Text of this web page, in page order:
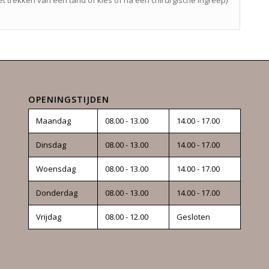
OPENINGSTIJDEN
Maandag 08.00 - 13.00 14.00 - 17.00
Dinsdag 08.00 - 13.00 14.00 - 17.00
Woensdag 08.00 - 13.00 14.00 - 17.00
Donderdag 08.00 - 13.00 14.00 - 17.00
Vrijdag 08.00 - 12.00 Gesloten